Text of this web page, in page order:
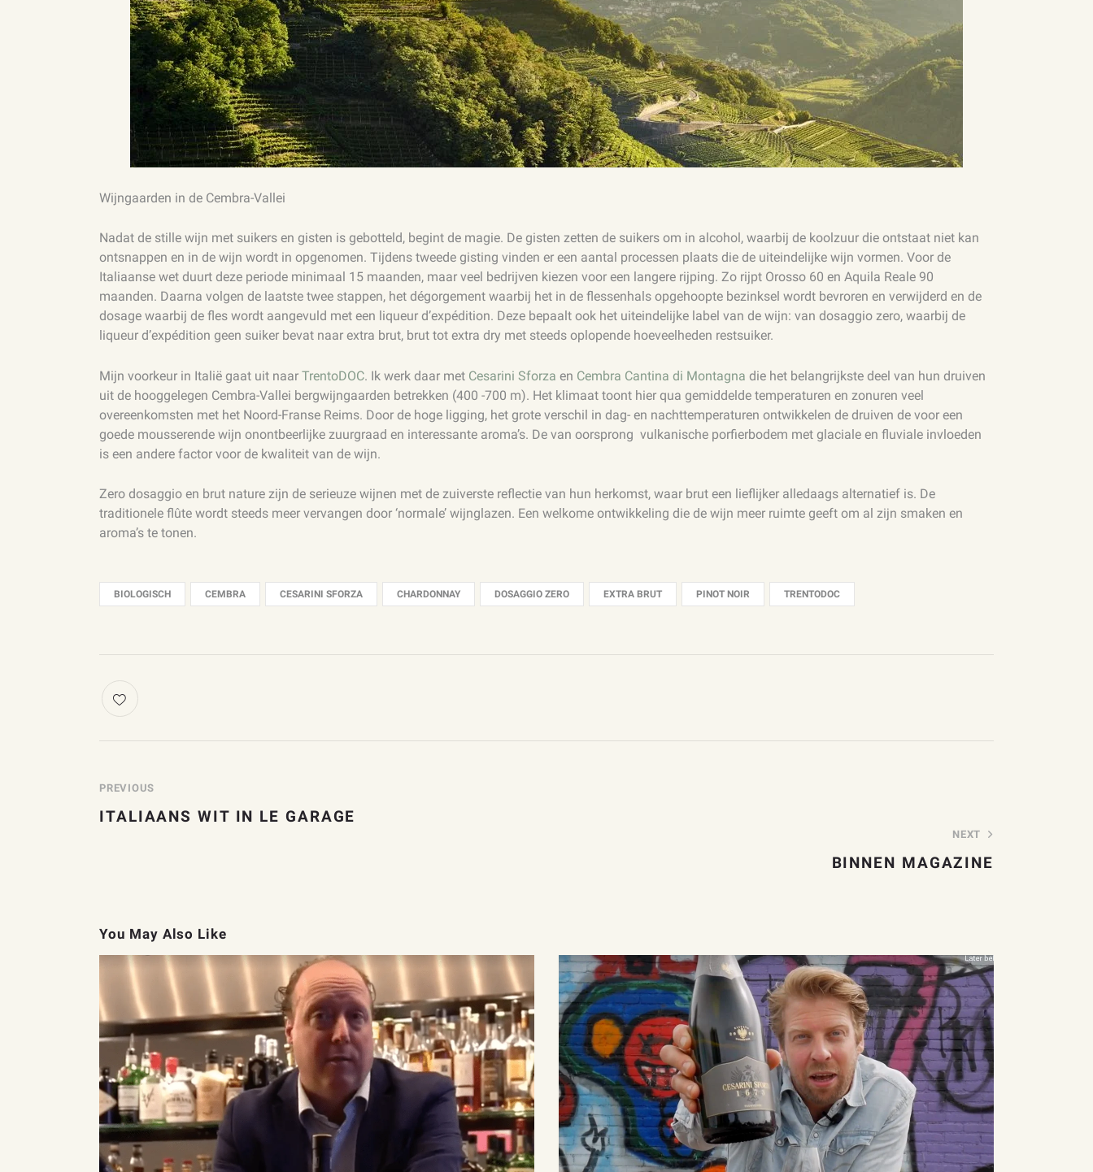
Wijngaarden in de Cembra-Vallei
Nadat de stille wijn met suikers en gisten is gebotteld, begint de magie. De gisten zetten de suikers om in alcohol, waarbij de koolzuur die ontstaat niet kan
ontsnappen en in de wijn wordt in opgenomen. Tijdens tweede gisting vinden er een aantal processen plaats die de uiteindelijke wijn vormen. Voor de
Italiaanse wet duurt deze periode minimaal 15 maanden, maar veel bedrijven kiezen voor een langere rijping. Zo rijpt Orosso 60 en Aquila Reale 90
maanden. Daarna volgen de laatste twee stappen, het dégorgement waarbij het in de flessenhals opgehoopte bezinksel wordt bevroren en verwijderd en de
dosage waarbij de fles wordt aangevuld met een liqueur d’expédition. Deze bepaalt ook het uiteindelijke label van de wijn: van dosaggio zero, waarbij de
liqueur d’expédition geen suiker bevat naar extra brut, brut tot extra dry met steeds oplopende hoeveelheden restsuiker.
Mijn voorkeur in Italië gaat uit naar TrentoDOC. Ik werk daar met Cesarini Sforza en Cembra Cantina di Montagna die het belangrijkste deel van hun druiven
uit de hooggelegen Cembra-Vallei bergwijngaarden betrekken (400 -700 m). Het klimaat toont hier qua gemiddelde temperaturen en zonuren veel
overeenkomsten met het Noord-Franse Reims. Door de hoge ligging, het grote verschil in dag- en nachttemperaturen ontwikkelen de druiven de voor een
goede mousserende wijn onontbeerlijke zuurgraad en interessante aroma’s. De van oorsprong vulkanische porfierbodem met glaciale en fluviale invloeden
is een andere factor voor de kwaliteit van de wijn.
Zero dosaggio en brut nature zijn de serieuze wijnen met de zuiverste reflectie van hun herkomst, waar brut een lieflijker alledaags alternatief is. De
traditionele flûte wordt steeds meer vervangen door ‘normale’ wijnglazen. Een welkome ontwikkeling die de wijn meer ruimte geeft om al zijn smaken en
aroma’s te tonen.
BIOLOGISCH CEMBRA CESARINI SFORZA CHARDONNAY DOSAGGIO ZERO EXTRA BRUT PINOT NOIR TRENTODOC
POST
PREVIOUS
ITALIAANS WIT IN LE GARAGE
NEXT
BINNEN MAGAZINE
You May Also Like